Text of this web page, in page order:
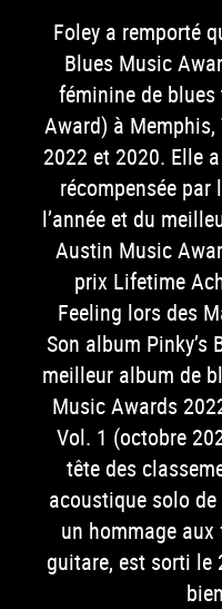
Foley a remporté
Blues Music
féminine de
Award) à Memphis,
2022 et 2020. Elle
récompensée
l’année et du
Austin Music
prix Lifetime
Feeling lors des
Son album Pinky’s
meilleur album de
Music Awards
Vol. 1 (octobre
tête des
acoustique solo de
un hommage
guitare, est sorti le